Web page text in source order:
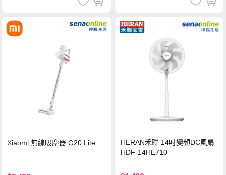
Xiaomi 無線吸塵器 G20 Lite
HERAN禾聯 14吋變頻DC風扇
HDF-14HE710